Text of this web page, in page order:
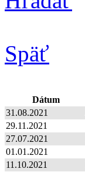
Späť
Dátum
31.08.2021
29.11.2021
27.07.2021
01.01.2021
11.10.2021